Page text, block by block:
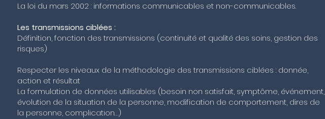
La loi du mars 2002 : informations communicables et non-communicables.
Les transmissions ciblées :
Définition, fonction des transmissions (continuité et qualité des soins, gestion des
risques)
Respecter les niveaux de la méthodologie des transmissions ciblées : donnée,
action et résultat
La formulation de données utilisables (besoin non satisfait, symptôme, événement,
évolution de la situation de la personne, modification de comportement, dires de
la personne, complication…)